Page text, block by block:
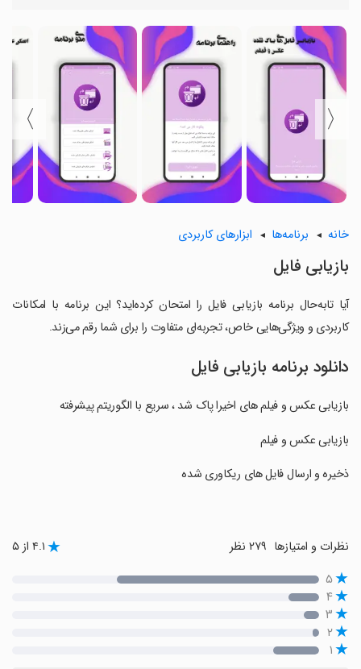
〈
〉
خانه برنامه‌ها ابزارهای کاربردی
بازیابی فایل
آیا تابه‌حال برنامه بازیابی فایل را امتحان کرده‌اید؟ این برنامه با امکانات
کاربردی و ویژگی‌هایی خاص، تجربه‌ای متفاوت را برای شما رقم می‌زند.
دانلود برنامه بازیابی فایل
بازیابی عکس و فیلم های اخیرا پاک شد ، سریع با الگوریتم پیشرفته
‏بازیابی عکس و فیلم
‏ذخیره و ارسال فایل های ریکاوری شده
نظرات و امتیازها ۴.۱ از ۵
۵
۴
۳
۲
۱